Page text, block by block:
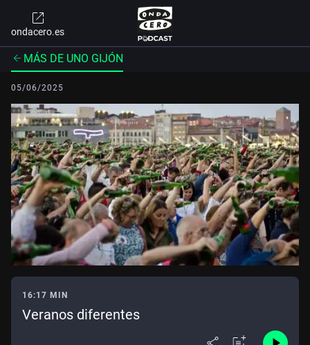
ondacero.es
MÁS DE UNO GIJÓN
05/06/2025
16:17 MIN
Veranos diferentes